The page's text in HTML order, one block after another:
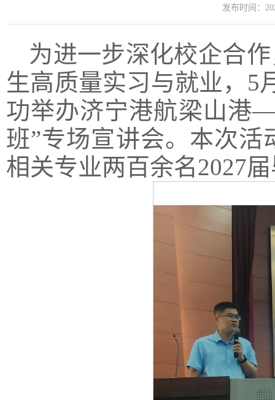
发布时间：
为进一步深化校企合
生高质量实习与就业，5
功举办济宁港航梁山港
班”专场宣讲会。本次
相关专业两百余名2027